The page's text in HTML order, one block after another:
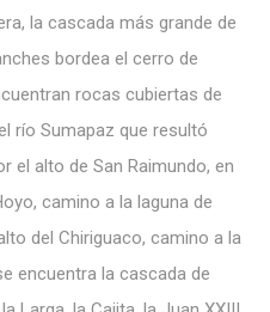
la cascada más grande de
bordea el cerro de
rocas cubiertas de
río Sumapaz que resultó
el alto de San Raimundo, en
camino a la laguna de
del Chiriguaco, camino a la
encuentra la cascada de